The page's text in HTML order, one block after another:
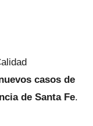
casos de
de Santa Fe.